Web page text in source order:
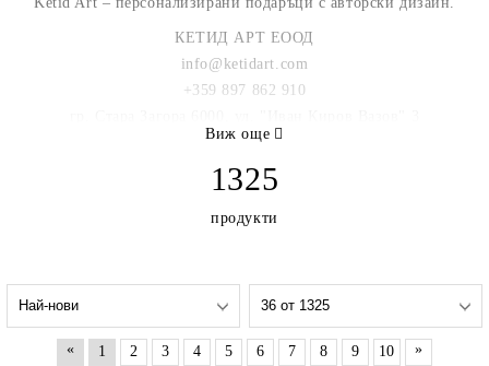
КЕТИД АРТ ЕООД
info@ketidart.com
+359 897 862 910
Виж още
1325
продукти
« 1 2 3 4 5 6 7 8 9 10
»